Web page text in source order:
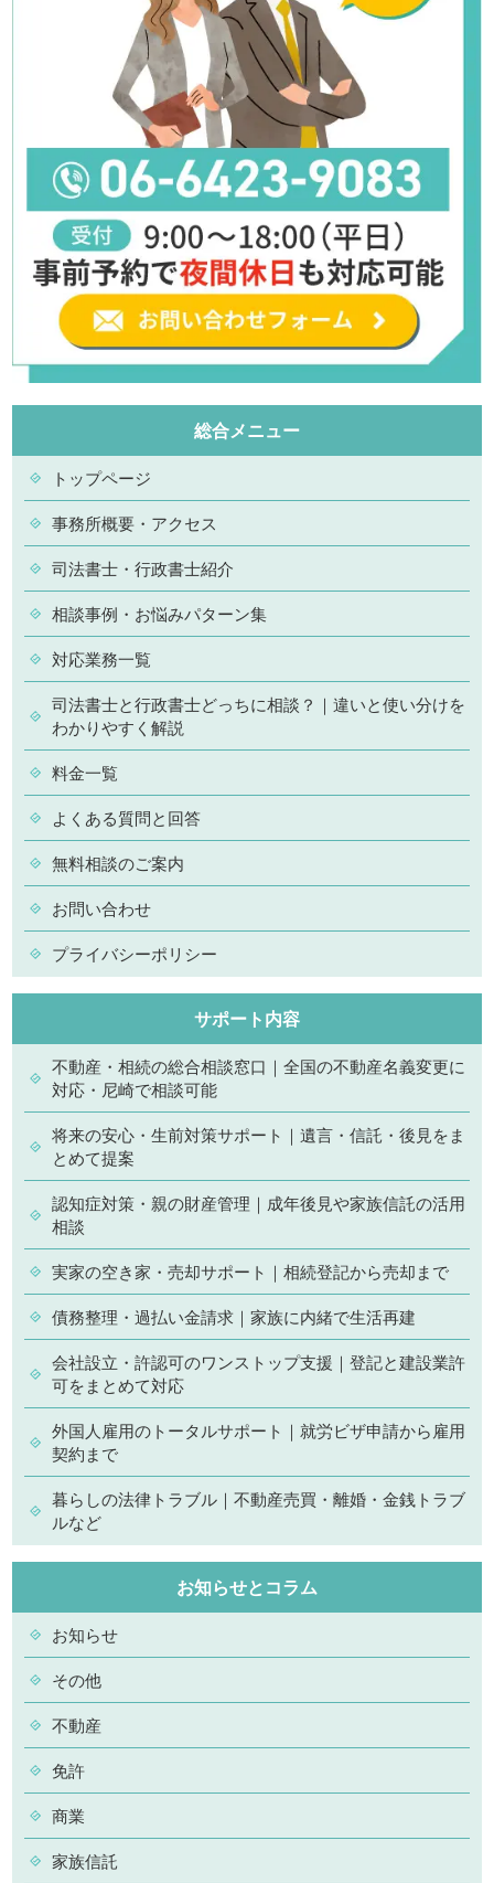
総合メニュー
トップページ
事務所概要・アクセス
司法書士・行政書士紹介
相談事例・お悩みパターン集
対応業務一覧
司法書士と行政書士どっちに相談？｜違いと使い分けを
わかりやすく解説
料金一覧
よくある質問と回答
無料相談のご案内
お問い合わせ
プライバシーポリシー
サポート内容
不動産・相続の総合相談窓口｜全国の不動産名義変更に
対応・尼崎で相談可能
将来の安心・生前対策サポート｜遺言・信託・後見をま
とめて提案
認知症対策・親の財産管理｜成年後見や家族信託の活用
相談
実家の空き家・売却サポート｜相続登記から売却まで
債務整理・過払い金請求｜家族に内緒で生活再建
会社設立・許認可のワンストップ支援｜登記と建設業許
可をまとめて対応
外国人雇用のトータルサポート｜就労ビザ申請から雇用
契約まで
暮らしの法律トラブル｜不動産売買・離婚・金銭トラブ
ルなど
お知らせとコラム
お知らせ
その他
不動産
免許
商業
家族信託